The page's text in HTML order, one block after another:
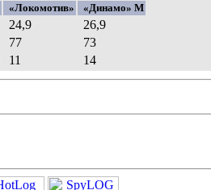
«Локомотив»
«Динамо» М
24,9
26,9
77
73
11 14